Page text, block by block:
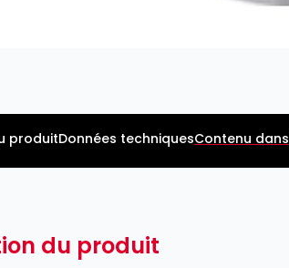
produitDonnées techniquesContenu dans
du produit